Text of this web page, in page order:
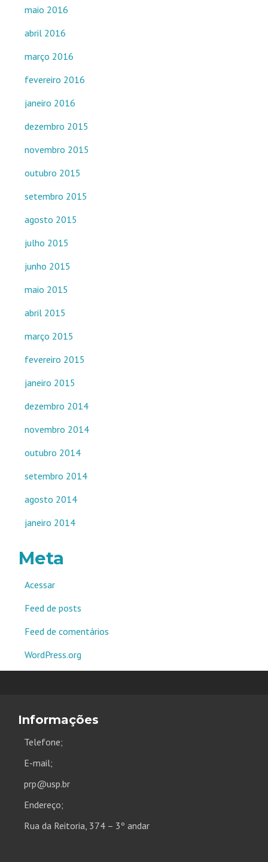
maio 2016
abril 2016
março 2016
fevereiro 2016
janeiro 2016
dezembro 2015
novembro 2015
outubro 2015
setembro 2015
agosto 2015
julho 2015
junho 2015
maio 2015
abril 2015
março 2015
fevereiro 2015
janeiro 2015
dezembro 2014
novembro 2014
outubro 2014
setembro 2014
agosto 2014
janeiro 2014
Meta
Acessar
Feed de posts
Feed de comentários
WordPress.org
Informações
Telefone;
E-mail;
prp@usp.br
Endereço;
Rua da Reitoria, 374 – 3º andar